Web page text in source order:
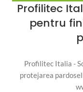
Profilitec
pentru
Profilitec Italia -
protejarea